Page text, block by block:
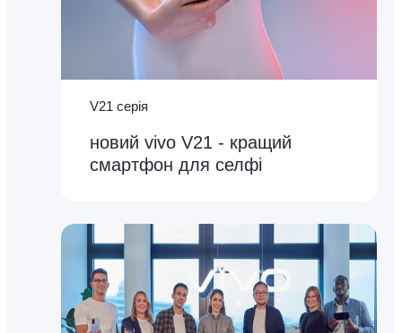
V21 серія
новий vivo V21 - кращий
смартфон для селфі